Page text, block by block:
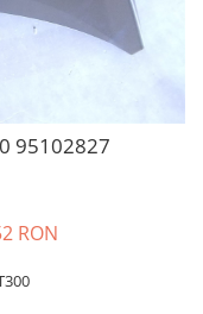
95102827
RON